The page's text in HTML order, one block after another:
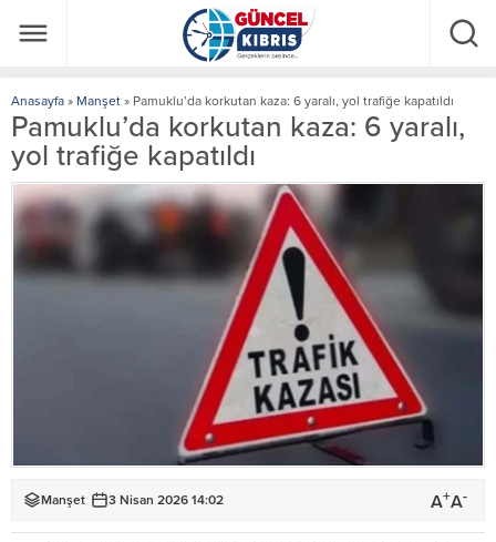
Anasayfa » Manşet » Pamuklu’da korkutan kaza: 6 yaralı, yol trafiğe kapatıldı
Pamuklu’da korkutan kaza: 6 yaralı,
yol trafiğe kapatıldı
Manşet 3 Nisan 2026 14:02 A+A-